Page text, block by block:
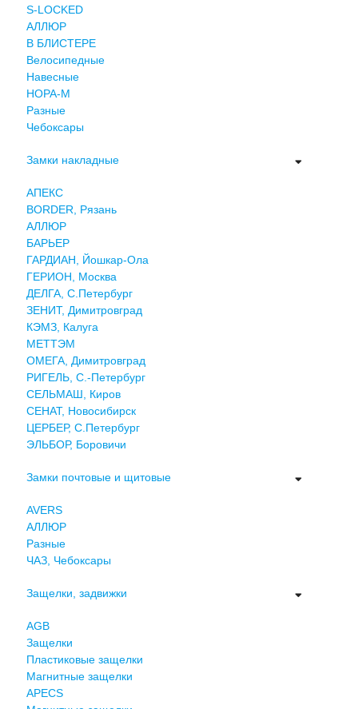
S-LOCKED
АЛЛЮР
В БЛИСТЕРЕ
Велосипедные
Навесные
НОРА-М
Разные
Чебоксары
Замки накладные
АПЕКС
BORDER, Рязань
АЛЛЮР
БАРЬЕР
ГАРДИАН, Йошкар-Ола
ГЕРИОН, Москва
ДЕЛГА, С.Петербург
ЗЕНИТ, Димитровград
КЭМЗ, Калуга
МЕТТЭМ
ОМЕГА, Димитровград
РИГЕЛЬ, С.-Петербург
СЕЛЬМАШ, Киров
СЕНАТ, Новосибирск
ЦЕРБЕР, С.Петербург
ЭЛЬБОР, Боровичи
Замки почтовые и щитовые
AVERS
АЛЛЮР
Разные
ЧАЗ, Чебоксары
Защелки, задвижки
AGB
Защелки
Пластиковые защелки
Магнитные защелки
APECS